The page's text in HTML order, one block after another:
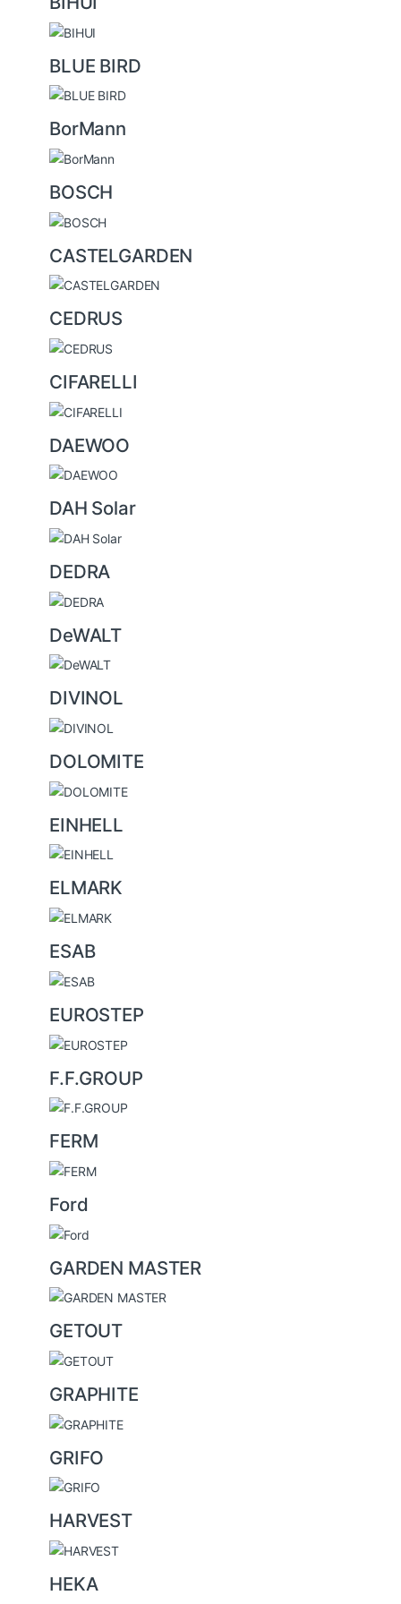
BLUE BIRD
BorMann
BOSCH
CASTELGARDEN
CEDRUS
CIFARELLI
DAEWOO
DAH Solar
DEDRA
DeWALT
DIVINOL
DOLOMITE
EINHELL
ELMARK
ESAB
EUROSTEP
F.F.GROUP
FERM
Ford
GARDEN MASTER
GETOUT
GRAPHITE
GRIFO
HARVEST
HEKA